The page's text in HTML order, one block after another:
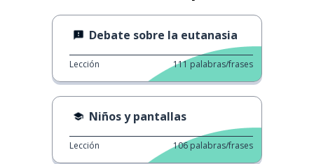
Debate sobre la eutanasia
Lección 111 palabras/frases
Niños y pantallas
Lección 106 palabras/frases